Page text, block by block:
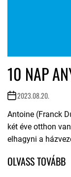
10 NAP
2023.08.20.
Antoine (Franck
két éve otthon
elhagyni a